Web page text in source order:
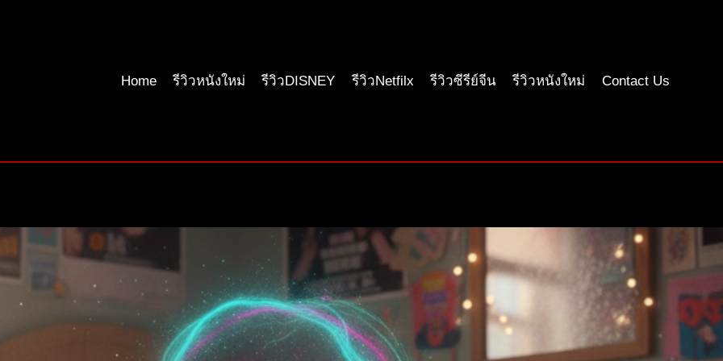
Home
รีวิวหนังใหม่ รีวิวDISNEY รีวิวNetfilx รีวิวซีรีย์จีน รีวิวหนังใหม่ Contact Us